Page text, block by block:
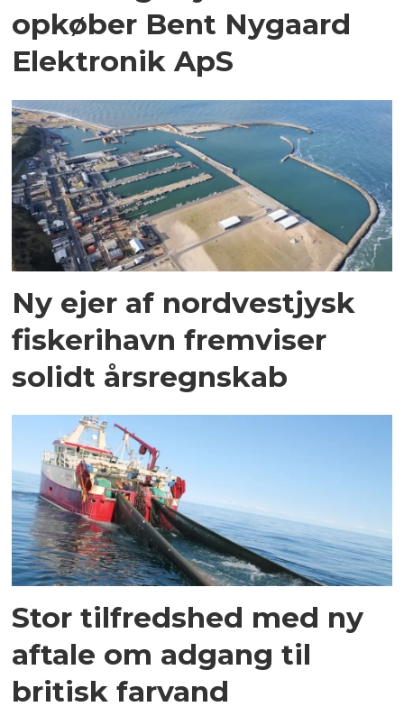
opkøber Bent Nygaard
Elektronik ApS
Ny ejer af nordvestjysk
fiskerihavn fremviser
solidt årsregnskab
Stor tilfredshed med ny
aftale om adgang til
britisk farvand